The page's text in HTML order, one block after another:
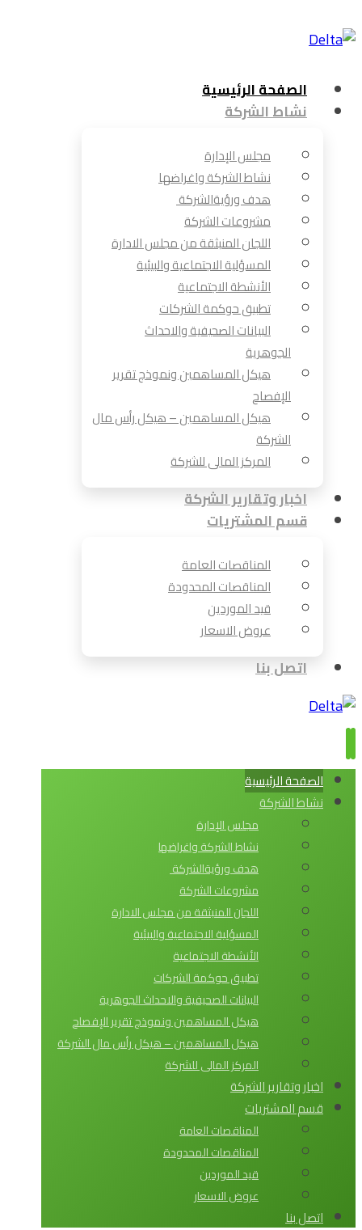
الصفحة الرئيسية
نشاط الشركة
مجلس الإدارة
نشاط الشركة واغراضها
هدف ورؤيةالشركة
مشروعات الشركة
اللجان المنبثقة من مجلس الادارة
المسؤلية الاجتماعية والبيئية
الأنشطة الاجتماعية
تطبيق حوكمة الشركات
البيانات الصحيفية والاحداث
الجوهرية
هيكل المساهمين ونموذج تقرير
الإفصاح
هيكل المساهمين – هيكل رأس مال
الشركة
المركز المالى للشركة
اخبار وتقارير الشركة
قسم المشتريات
المناقصات العامة
المناقصات المحدودة
قيد الموردين
عروض الاسعار
اتصل بنا
الصفحة الرئيسية
نشاط الشركة
مجلس الإدارة
نشاط الشركة واغراضها
هدف ورؤيةالشركة
مشروعات الشركة
اللجان المنبثقة من مجلس الادارة
المسؤلية الاجتماعية والبيئية
الأنشطة الاجتماعية
تطبيق حوكمة الشركات
البيانات الصحيفية والاحداث الجوهرية
هيكل المساهمين ونموذج تقرير الإفصاح
هيكل المساهمين – هيكل رأس مال الشركة
المركز المالى للشركة
اخبار وتقارير الشركة
قسم المشتريات
المناقصات العامة
المناقصات المحدودة
قيد الموردين
عروض الاسعار
اتصل بنا